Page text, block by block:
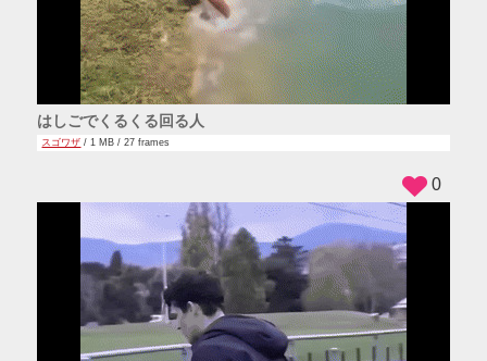
はしごでくるくる回る人
スゴワザ / 1 MB / 27 frames
0